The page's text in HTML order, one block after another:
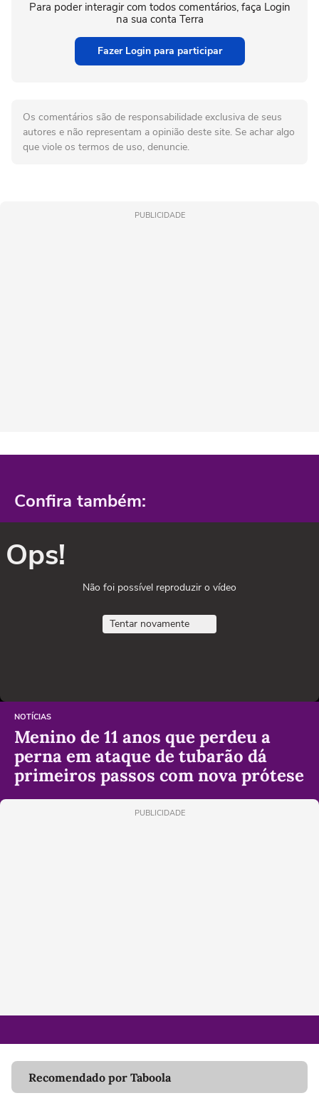
Para poder interagir com todos comentários, faça Login
na sua conta Terra
Fazer Login para participar
Os comentários são de responsabilidade exclusiva de seus
autores e não representam a opinião deste site. Se achar algo
que viole os termos de uso, denuncie.
PUBLICIDADE
Confira também:
Ops!
Não foi possível reproduzir o vídeo
Tentar novamente
NOTÍCIAS
Menino de 11 anos que perdeu a
perna em ataque de tubarão dá
primeiros passos com nova prótese
PUBLICIDADE
Recomendado por Taboola